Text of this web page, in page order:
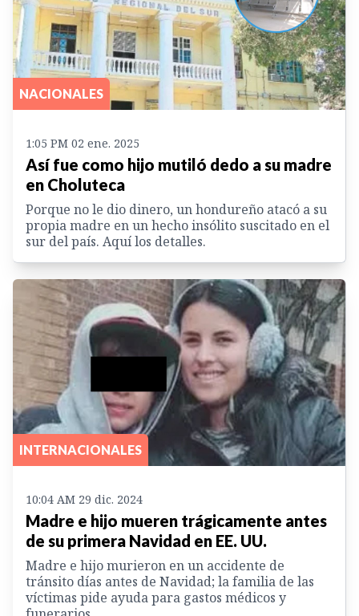
NACIONALES
1:05 PM 02 ene. 2025
Así fue como hijo mutiló dedo a su madre
en Choluteca
Porque no le dio dinero, un hondureño atacó a su
propia madre en un hecho insólito suscitado en el
sur del país. Aquí los detalles.
INTERNACIONALES
10:04 AM 29 dic. 2024
Madre e hijo mueren trágicamente antes
de su primera Navidad en EE. UU.
Madre e hijo murieron en un accidente de
tránsito días antes de Navidad; la familia de las
víctimas pide ayuda para gastos médicos y